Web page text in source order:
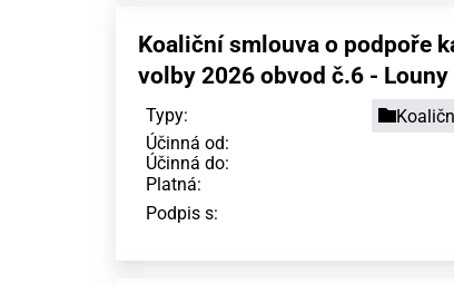
Koaliční smlouva o podpoře
volby 2026 obvod č.6 - Louny
Typy:
Účinná od:
Účinná do:
Platná:
Podpis s: